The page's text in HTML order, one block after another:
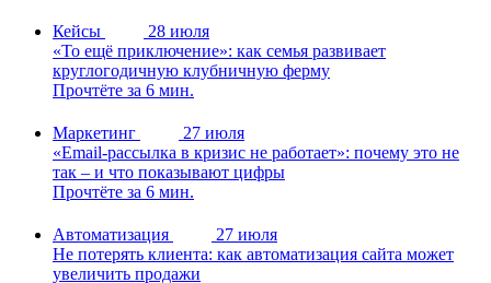
Кейсы
28 июля
«То ещё приключение»: как семья развивает
круглогодичную клубничную ферму
Прочтёте за 6 мин.
Маркетинг
27 июля
«Email-рассылка в кризис не работает»: почему это не
так – и что показывают цифры
Прочтёте за 6 мин.
Автоматизация
27 июля
Не потерять клиента: как автоматизация сайта может
увеличить продажи